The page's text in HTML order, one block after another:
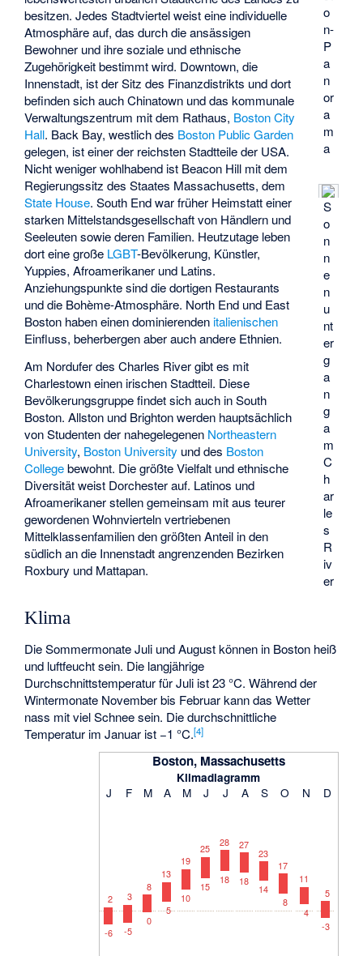
o
n-
P
a
n
or
a
m
a
S
o
n
n
e
n
u
nt
er
g
a
n
g
a
m
C
h
ar
le
s
R
iv
er
besitzen. Jedes Stadtviertel weist eine individuelle
Atmosphäre auf, das durch die ansässigen
Bewohner und ihre soziale und ethnische
Zugehörigkeit bestimmt wird. Downtown, die
Innenstadt, ist der Sitz des Finanzdistrikts und dort
befinden sich auch Chinatown und das kommunale
Verwaltungszentrum mit dem Rathaus, Boston City
Hall. Back Bay, westlich des Boston Public Garden
gelegen, ist einer der reichsten Stadtteile der USA.
Nicht weniger wohlhabend ist Beacon Hill mit dem
Regierungssitz des Staates Massachusetts, dem
State House. South End war früher Heimstatt einer
starken Mittelstandsgesellschaft von Händlern und
Seeleuten sowie deren Familien. Heutzutage leben
dort eine große LGBT-Bevölkerung, Künstler,
Yuppies, Afroamerikaner und Latins.
Anziehungspunkte sind die dortigen Restaurants
und die Bohème-Atmosphäre. North End und East
Boston haben einen dominierenden italienischen
Einfluss, beherbergen aber auch andere Ethnien.
Am Nordufer des Charles River gibt es mit
Charlestown einen irischen Stadtteil. Diese
Bevölkerungsgruppe findet sich auch in South
Boston. Allston und Brighton werden hauptsächlich
von Studenten der nahegelegenen Northeastern
University, Boston University und des Boston
Collegebewohnt. Die größte Vielfalt und ethnische
Diversität weist Dorchester auf. Latinos und
Afroamerikaner stellen gemeinsam mit aus teurer
gewordenen Wohnvierteln vertriebenen
Mittelklassenfamilien den größten Anteil in den
südlich an die Innenstadt angrenzenden Bezirken
Roxbury und Mattapan.
Klima
Die Sommermonate Juli und August können in Boston heiß
und luftfeucht sein. Die langjährige
Durchschnittstemperatur für Juli ist 23 °C. Während der
Wintermonate November bis Februar kann das Wetter
nass mit viel Schnee sein. Die durchschnittliche
Temperatur im Januar ist −1 °C.[4]
Boston, Massachusetts
Klimadiagramm
J F M A M J J A S O N D
2
-6
3
-5
8
0
13
5
19
10
25
15
28
18
27
18
23
14
17
8
11
4
5
-3